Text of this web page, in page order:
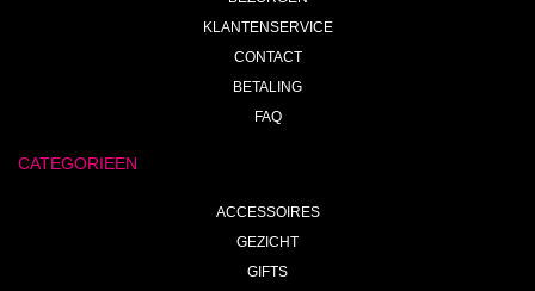
KLANTENSERVICE
CONTACT
BETALING
FAQ
CATEGORIEEN
ACCESSOIRES
GEZICHT
GIFTS